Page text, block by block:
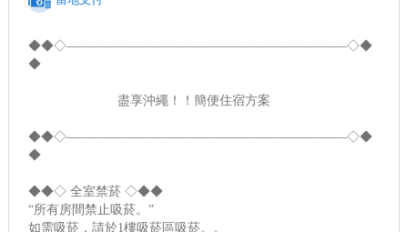
◆◆◇――――――――――――――――――――――◇◆
◆
盡享沖繩！！簡便住宿方案
◆◆◇――――――――――――――――――――――◇◆
◆
◆◆◇ 全室禁菸 ◇◆◆
“所有房間禁止吸菸。”
如需吸菸，請於1樓吸菸區吸菸。。